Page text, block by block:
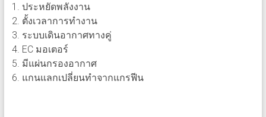
1. ประหยัดพลังงาน
2. ตั้งเวลาการทำงาน
3. ระบบเดินอากาศทางคู่
4. EC มอเตอร์
5. มีแผ่นกรองอากาศ
6. แกนแลกเปลี่ยนทำจากแกรฟีน